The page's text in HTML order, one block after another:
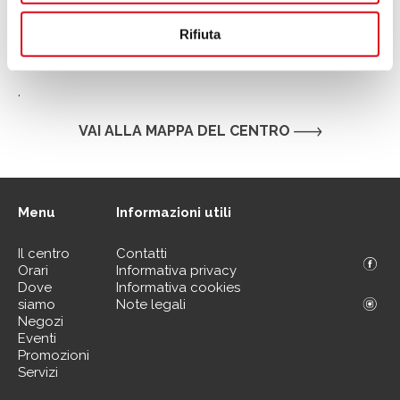
Rifiuta
.
VAI ALLA MAPPA DEL CENTRO
Menu
Il centro
Orari
Dove
siamo
Negozi
Eventi
Promozioni
Servizi
Informazioni utili
Contatti
Informativa privacy
Informativa cookies
Note legali